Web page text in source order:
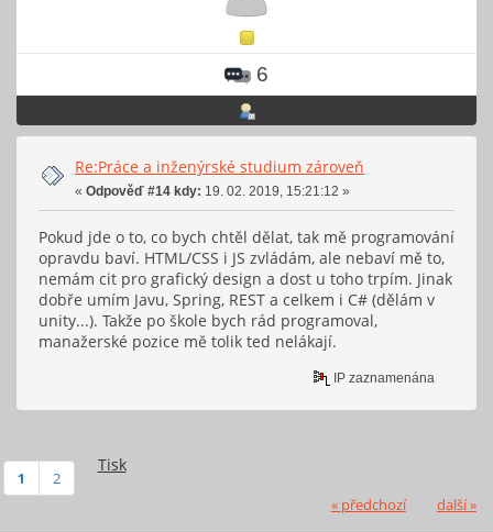
6
Re:Práce a inženýrské studium zároveň
« Odpověď #14 kdy: 19. 02. 2019, 15:21:12 »
Pokud jde o to, co bych chtěl dělat, tak mě programování
opravdu baví. HTML/CSS i JS zvládám, ale nebaví mě to,
nemám cit pro grafický design a dost u toho trpím. Jinak
dobře umím Javu, Spring, REST a celkem i C# (dělám v
unity...). Takže po škole bych rád programoval,
manažerské pozice mě tolik ted nelákají.
IP zaznamenána
Tisk
1 2
« předchozí další »